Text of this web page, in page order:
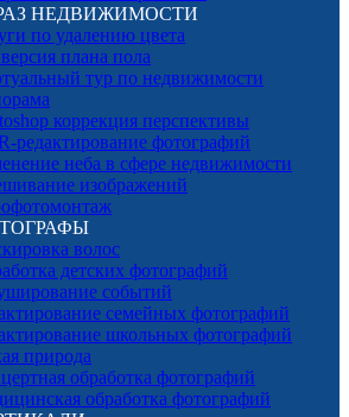
НЕДВИЖИМОСТИ
по удалению цвета
плана пола
тур по недвижимости
коррекция перспективы
редактирование фотографий
неба в сфере недвижимости
изображений
волос
детских фотографий
событий
семейных фотографий
школьных фотографий
природа
обработка фотографий
обработка фотографий